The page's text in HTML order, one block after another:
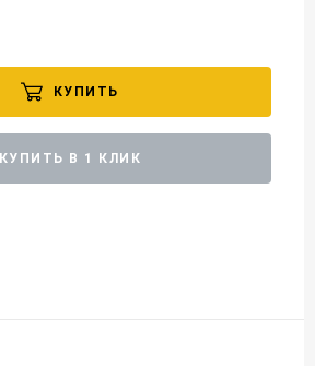
КУПИТЬ
КУПИТЬ В 1 КЛИК